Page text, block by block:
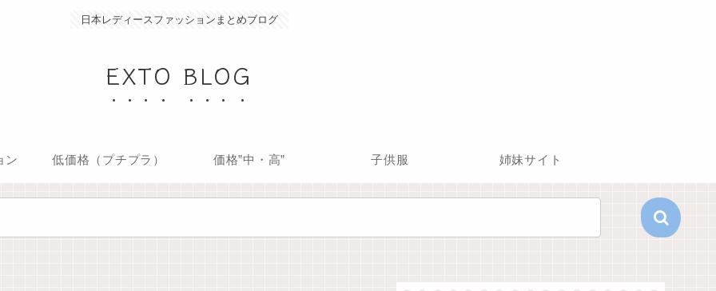
日本レディースファッションまとめブログ
EXTO BLOG
ン 低価格（プチプラ） 価格”中・高” 子供服 姉妹サイト